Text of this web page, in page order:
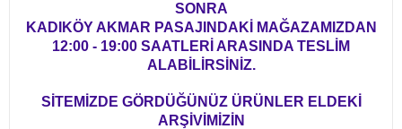
SONRA
KADIKÖY AKMAR PASAJINDAKİ MAĞAZAMIZDAN
12:00 - 19:00 SAATLERİ ARASINDA TESLİM
ALABİLİRSİNİZ.
SİTEMİZDE GÖRDÜĞÜNÜZ ÜRÜNLER ELDEKİ
ARŞİVİMİZİN